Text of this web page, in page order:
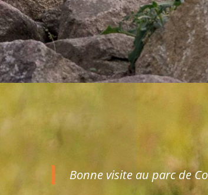
Bonne visite au parc de